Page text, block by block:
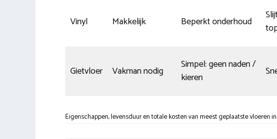
Vinyl Makkelijk Beperkt onderhoud
Gietvloer Vakman nodig
Simpel: geen naden /
kieren
Eigenschappen, levensduur en totale kosten van meest geplaatste vloeren